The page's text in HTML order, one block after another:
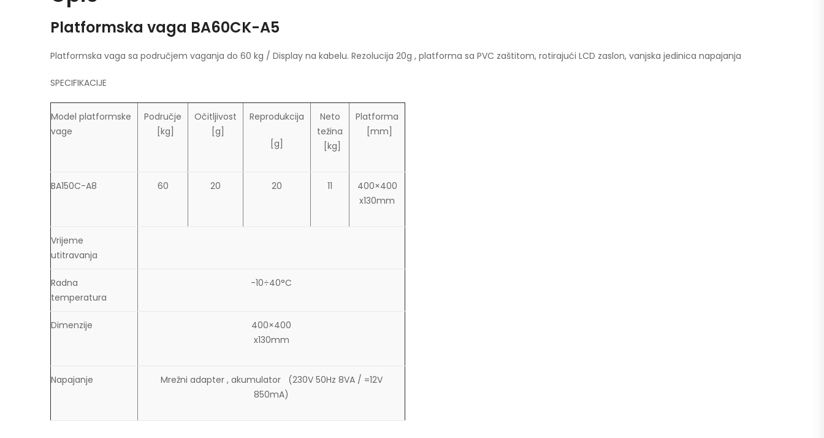
Platformska vaga BA60CK-A5
Platformska vaga sa područjem vaganja do 60 kg / Display na kabelu. Rezolucija 20g , platforma sa PVC zaštitom, rotirajući LCD zaslon, vanjska jedinica napajanja
SPECIFIKACIJE
Model platformske
vage
Područje
[kg]
Očitljivost
[g]
Reprodukcija
[g]
Neto
težina
[kg]
Platforma
[mm]
BA150C-A8 60 20 20 11
400×400
x130mm
Vrijeme
utitravanja
Radna
temperatura
-10÷40°C
Dimenzije
400×400
x130mm
Napajanje
Mrežni adapter , akumulator (230V 50Hz 8VA / =12V
850mA)